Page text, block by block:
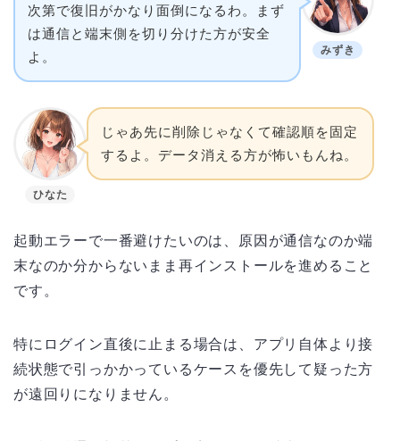
みずき
次第で復旧がかなり面倒になるわ。まず
は通信と端末側を切り分けた方が安全
よ。
ひなた
じゃあ先に削除じゃなくて確認順を固定
するよ。データ消える方が怖いもんね。
起動エラーで一番避けたいのは、原因が通信なのか端
末なのか分からないまま再インストールを進めること
です。
特にログイン直後に止まる場合は、アプリ自体より接
続状態で引っかかっているケースを優先して疑った方
が遠回りになりません。